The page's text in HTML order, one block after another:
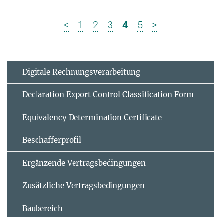
< 1 2 3 4 5 >
Digitale Rechnungsverarbeitung
Declaration Export Control Classification Form
Equivalency Determination Certificate
Beschafferprofil
Ergänzende Vertrags­bedingungen
Zusätzliche Vertrags­bedingungen
Baubereich